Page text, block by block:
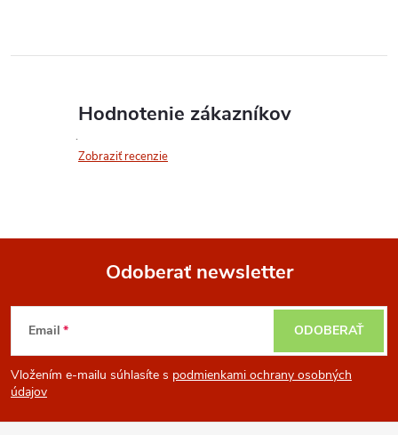
Hodnotenie zákazníkov
Zobraziť recenzie
Z
á
p
Odoberať newsletter
Email
Vložením e-mailu súhlasíte s podmienkami ochrany osobných
údajov
ODOBERAŤ